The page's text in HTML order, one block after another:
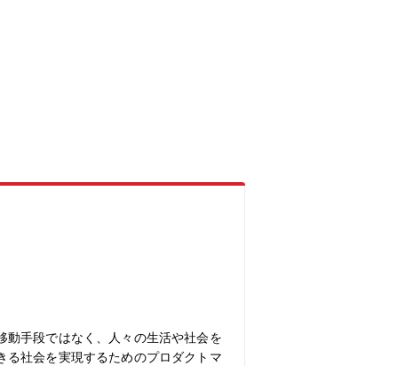
動手段ではなく、人々の生活や社会を
る社会を実現するためのプロダクトマ